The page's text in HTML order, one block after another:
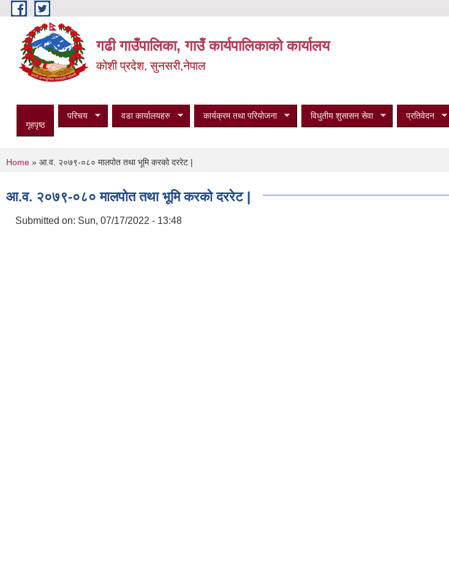
Skip to main content
गढी गाउँपालिका, गाउँ कार्यपालिकाको कार्यालय
कोशी प्रदेश, सुनसरी,नेपाल
गृहपृष्ठ
परिचय वडा कार्यालयहरु कार्यक्रम तथा परियोजना विधुतीय शुसासन सेवा प्रतिवेदन
You are here
Home » आ.व. २०७९-०८० मालपोत तथा भूमि करको दररेट |
आ.व. २०७९-०८० मालपोत तथा भूमि करको दररेट |
Submitted on: Sun, 07/17/2022 - 13:48